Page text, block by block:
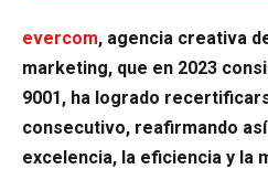
evercom, agencia creativa
marketing, que en 2023
9001, ha logrado
consecutivo, reafirmando
excelencia, la eficiencia y la